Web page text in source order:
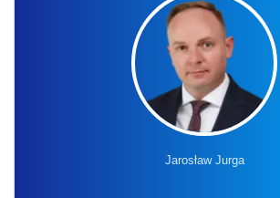
Jarosław Jurga